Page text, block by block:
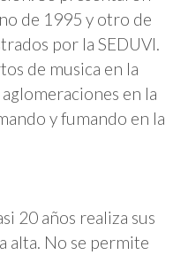
de 1995 y otro de
por la SEDUVI.
de musica en la
en la
y fumando en la
20 años realiza sus
alta. No se permite